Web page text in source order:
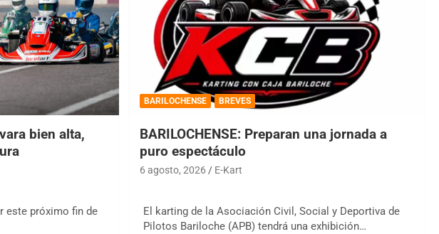
bien alta,
este próximo fin de
BARILOCHENSE BREVES
BARILOCHENSE: Preparan una jornada a
puro espectáculo
6 agosto, 2026 E-Kart
El karting de la Asociación Civil, Social y Deportiva de
Pilotos Bariloche (APB) tendrá una exhibición…